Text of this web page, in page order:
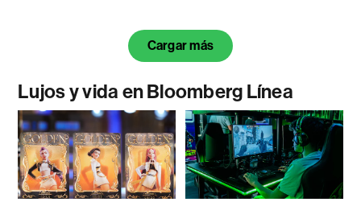
Cargar más
Lujos y vida en Bloomberg Línea